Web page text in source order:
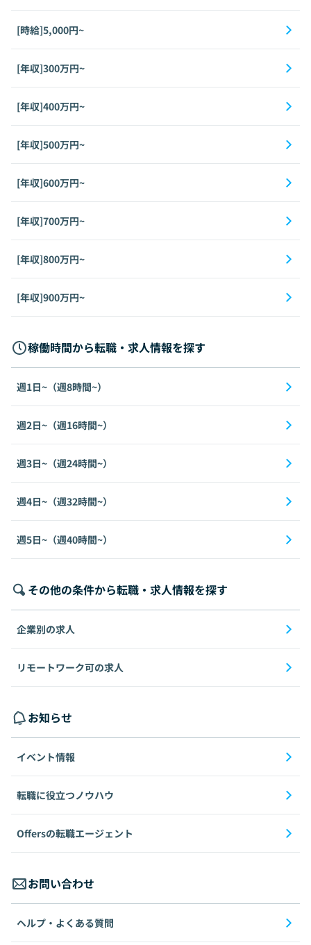
[時給]5,000円~
[年収]300万円~
[年収]400万円~
[年収]500万円~
[年収]600万円~
[年収]700万円~
[年収]800万円~
[年収]900万円~
稼働時間から転職・求人情報を探す
週1日~（週8時間~）
週2日~（週16時間~）
週3日~（週24時間~）
週4日~（週32時間~）
週5日~（週40時間~）
その他の条件から転職・求人情報を探す
企業別の求人
リモートワーク可の求人
お知らせ
イベント情報
転職に役立つノウハウ
Offersの転職エージェント
お問い合わせ
ヘルプ・よくある質問